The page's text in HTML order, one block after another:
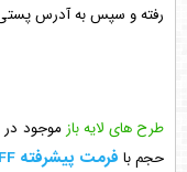
رفته و سپس به آدرس پستی
طرح های لایه بازموجود
حجم با فرمت پیشرفته TIFF